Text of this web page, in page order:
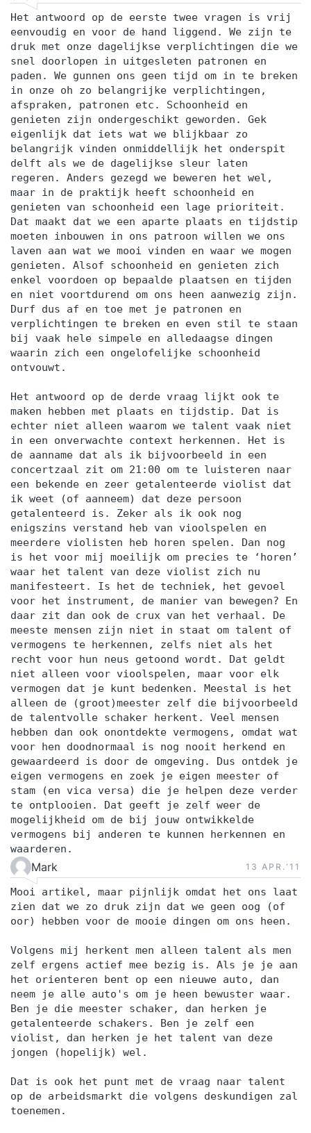
Het antwoord op de eerste twee vragen is vrij
eenvoudig en voor de hand liggend. We zijn te
druk met onze dagelijkse verplichtingen die we
snel doorlopen in uitgesleten patronen en
paden. We gunnen ons geen tijd om in te breken
in onze oh zo belangrijke verplichtingen,
afspraken, patronen etc. Schoonheid en
genieten zijn ondergeschikt geworden. Gek
eigenlijk dat iets wat we blijkbaar zo
belangrijk vinden onmiddellijk het onderspit
delft als we de dagelijkse sleur laten
regeren. Anders gezegd we beweren het wel,
maar in de praktijk heeft schoonheid en
genieten van schoonheid een lage prioriteit.
Dat maakt dat we een aparte plaats en tijdstip
moeten inbouwen in ons patroon willen we ons
laven aan wat we mooi vinden en waar we mogen
genieten. Alsof schoonheid en genieten zich
enkel voordoen op bepaalde plaatsen en tijden
en niet voortdurend om ons heen aanwezig zijn.
Durf dus af en toe met je patronen en
verplichtingen te breken en even stil te staan
bij vaak hele simpele en alledaagse dingen
waarin zich een ongelofelijke schoonheid
ontvouwt.
Het antwoord op de derde vraag lijkt ook te
maken hebben met plaats en tijdstip. Dat is
echter niet alleen waarom we talent vaak niet
in een onverwachte context herkennen. Het is
de aanname dat als ik bijvoorbeeld in een
concertzaal zit om 21:00 om te luisteren naar
een bekende en zeer getalenteerde violist dat
ik weet (of aanneem) dat deze persoon
getalenteerd is. Zeker als ik ook nog
enigszins verstand heb van vioolspelen en
meerdere violisten heb horen spelen. Dan nog
is het voor mij moeilijk om precies te ‘horen’
waar het talent van deze violist zich nu
manifesteert. Is het de techniek, het gevoel
voor het instrument, de manier van bewegen? En
daar zit dan ook de crux van het verhaal. De
meeste mensen zijn niet in staat om talent of
vermogens te herkennen, zelfs niet als het
recht voor hun neus getoond wordt. Dat geldt
niet alleen voor vioolspelen, maar voor elk
vermogen dat je kunt bedenken. Meestal is het
alleen de (groot)meester zelf die bijvoorbeeld
de talentvolle schaker herkent. Veel mensen
hebben dan ook onontdekte vermogens, omdat wat
voor hen doodnormaal is nog nooit herkend en
gewaardeerd is door de omgeving. Dus ontdek je
eigen vermogens en zoek je eigen meester of
stam (en vica versa) die je helpen deze verder
te ontplooien. Dat geeft je zelf weer de
mogelijkheid om de bij jouw ontwikkelde
vermogens bij anderen te kunnen herkennen en
waarderen.
Mark 13 APR.‘11
Mooi artikel, maar pijnlijk omdat het ons laat
zien dat we zo druk zijn dat we geen oog (of
oor) hebben voor de mooie dingen om ons heen.
Volgens mij herkent men alleen talent als men
zelf ergens actief mee bezig is. Als je je aan
het orienteren bent op een nieuwe auto, dan
neem je alle auto's om je heen bewuster waar.
Ben je die meester schaker, dan herken je
getalenteerde schakers. Ben je zelf een
violist, dan herken je het talent van deze
jongen (hopelijk) wel.
Dat is ook het punt met de vraag naar talent
op de arbeidsmarkt die volgens deskundigen zal
toenemen.